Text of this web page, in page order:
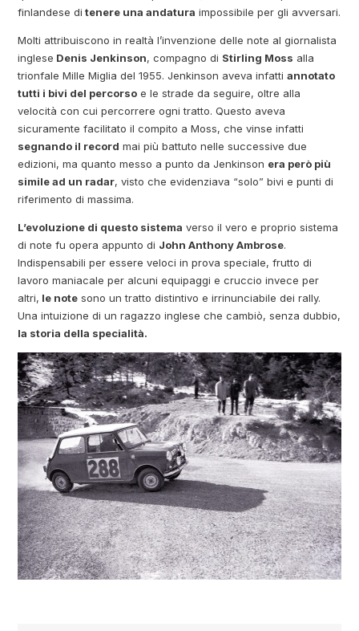
finlandese di tenere una andatura impossibile per gli avversari.
Molti attribuiscono in realtà l’invenzione delle note al giornalista
inglese Denis Jenkinson, compagno di Stirling Moss alla
trionfale Mille Miglia del 1955. Jenkinson aveva infattiannotato
tutti i bivi del percorso e le strade da seguire, oltre alla
velocità con cui percorrere ogni tratto. Questo aveva
sicuramente facilitato il compito a Moss, che vinse infatti
segnando il record mai più battuto nelle successive due
edizioni, ma quanto messo a punto da Jenkinson era però più
simile ad un radar, visto che evidenziava “solo” bivi e punti di
riferimento di massima.
L’evoluzione di questo sistema verso il vero e proprio sistema
di note fu opera appunto di John Anthony Ambrose.
Indispensabili per essere veloci in prova speciale, frutto di
lavoro maniacale per alcuni equipaggi e cruccio invece per
altri, le note sono un tratto distintivo e irrinunciabile dei rally.
Una intuizione di un ragazzo inglese che cambiò, senza dubbio,
la storia della specialità.